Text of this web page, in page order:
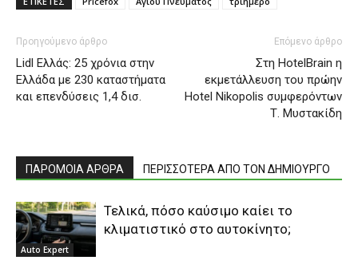
Προηγούμενο άρθρο
Lidl Ελλάς: 25 χρόνια στην
Ελλάδα με 230 καταστήματα
και επενδύσεις 1,4 δισ.
Επόμενο άρθρο
Στη HotelBrain η
εκμετάλλευση του πρώην
Hotel Nikopolis συμφερόντων
Τ. Μυστακίδη
ΠΑΡΟΜΟΙΑ ΑΡΘΡΑ ΠΕΡΙΣΣΟΤΕΡΑ ΑΠΟ ΤΟΝ ΔΗΜΙΟΥΡΓΟ
Auto Expert
Τελικά, πόσo καύσιμo καίει το
κλιματιστικό στο αυτοκίνητο;